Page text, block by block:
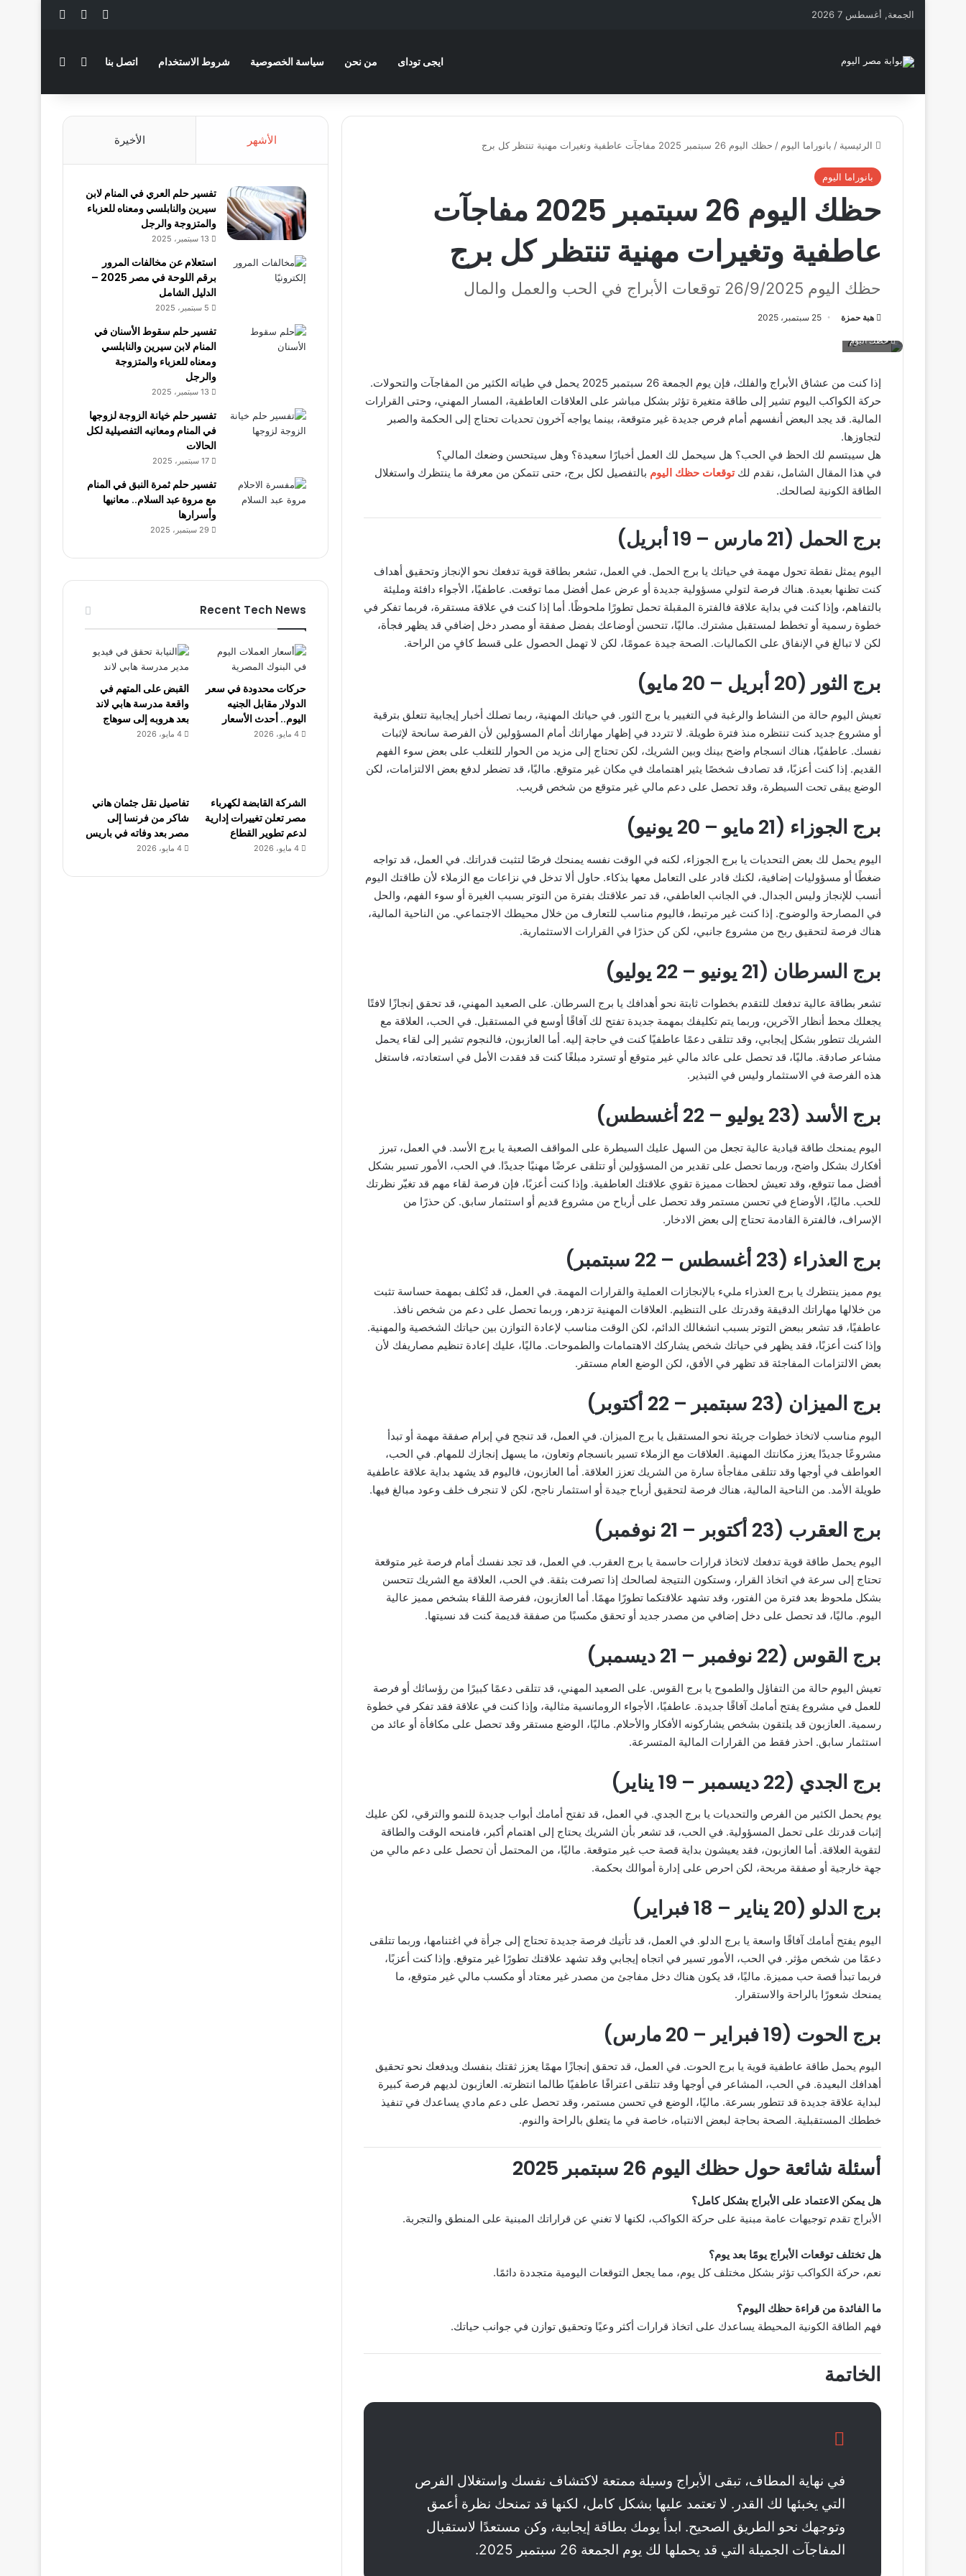
الجمعة, أغسطس 7 2026 فيسبوك
ايجى توداى من نحن سياسة الخصوصية شروط الاستخدام اتصل بنا الوضع المظلم
الرئيسية / بانوراما اليوم / حظك اليوم 26 سبتمبر 2025 مفاجآت عاطفية وتغيرات مهنية تنتظر كل برج
بانوراما اليوم
حظك اليوم 26 سبتمبر 2025 مفاجآت
عاطفية وتغيرات مهنية تنتظر كل برج
حظك اليوم 26/9/2025 توقعات الأبراج في الحب والعمل والمال
هبة حمزة 25 سبتمبر، 2025
حظك اليوم
إذا كنت من عشاق الأبراج والفلك، فإن يوم الجمعة 26 سبتمبر 2025 يحمل في طياته الكثير من المفاجآت والتحولات.
حركة الكواكب اليوم تشير إلى طاقة متغيرة تؤثر بشكل مباشر على العلاقات العاطفية، المسار المهني، وحتى القرارات
المالية. قد يجد البعض أنفسهم أمام فرص جديدة غير متوقعة، بينما يواجه آخرون تحديات تحتاج إلى الحكمة والصبر
لتجاوزها.
هل سيبتسم لك الحظ في الحب؟ هل سيحمل لك العمل أخبارًا سعيدة؟ وهل سيتحسن وضعك المالي؟
في هذا المقال الشامل، نقدم لكتوقعات حظك اليوم بالتفصيل لكل برج، حتى تتمكن من معرفة ما ينتظرك واستغلال
الطاقة الكونية لصالحك.
برج الحمل (21 مارس – 19 أبريل)
اليوم يمثل نقطة تحول مهمة في حياتك يا برج الحمل. في العمل، تشعر بطاقة قوية تدفعك نحو الإنجاز وتحقيق أهداف
كنت تظنها بعيدة. هناك فرصة لتولي مسؤولية جديدة أو عرض عمل أفضل مما توقعت. عاطفيًا، الأجواء دافئة ومليئة
بالتفاهم، وإذا كنت في بداية علاقة فالفترة المقبلة تحمل تطورًا ملحوظًا. أما إذا كنت في علاقة مستقرة، فربما تفكر في
خطوة رسمية أو تخطط لمستقبل مشترك. ماليًا، تتحسن أوضاعك بفضل صفقة أو مصدر دخل إضافي قد يظهر فجأة،
لكن لا تبالغ في الإنفاق على الكماليات. الصحة جيدة عمومًا، لكن لا تهمل الحصول على قسط كافٍ من الراحة.
برج الثور (20 أبريل – 20 مايو)
تعيش اليوم حالة من النشاط والرغبة في التغيير يا برج الثور. في حياتك المهنية، ربما تصلك أخبار إيجابية تتعلق بترقية
أو مشروع جديد كنت تنتظره منذ فترة طويلة. لا تتردد في إظهار مهاراتك أمام المسؤولين لأن الفرصة سانحة لإثبات
نفسك. عاطفيًا، هناك انسجام واضح بينك وبين الشريك، لكن تحتاج إلى مزيد من الحوار للتغلب على بعض سوء الفهم
القديم. إذا كنت أعزبًا، قد تصادف شخصًا يثير اهتمامك في مكان غير متوقع. ماليًا، قد تضطر لدفع بعض الالتزامات، لكن
الوضع يبقى تحت السيطرة، وقد تحصل على دعم مالي غير متوقع من شخص قريب.
برج الجوزاء (21 مايو – 20 يونيو)
اليوم يحمل لك بعض التحديات يا برج الجوزاء، لكنه في الوقت نفسه يمنحك فرصًا لتثبت قدراتك. في العمل، قد تواجه
ضغطًا أو مسؤوليات إضافية، لكنك قادر على التعامل معها بذكاء. حاول ألا تدخل في نزاعات مع الزملاء لأن طاقتك اليوم
أنسب للإنجاز وليس الجدال. في الجانب العاطفي، قد تمر علاقتك بفترة من التوتر بسبب الغيرة أو سوء الفهم، والحل
في المصارحة والوضوح. إذا كنت غير مرتبط، فاليوم مناسب للتعارف من خلال محيطك الاجتماعي. من الناحية المالية،
هناك فرصة لتحقيق ربح من مشروع جانبي، لكن كن حذرًا في القرارات الاستثمارية.
برج السرطان (21 يونيو – 22 يوليو)
تشعر بطاقة عالية تدفعك للتقدم بخطوات ثابتة نحو أهدافك يا برج السرطان. على الصعيد المهني، قد تحقق إنجازًا لافتًا
يجعلك محط أنظار الآخرين، وربما يتم تكليفك بمهمة جديدة تفتح لك آفاقًا أوسع في المستقبل. في الحب، العلاقة مع
الشريك تتطور بشكل إيجابي، وقد تتلقى دعمًا عاطفيًا كنت في حاجة إليه. أما العازبون، فالنجوم تشير إلى لقاء يحمل
مشاعر صادقة. ماليًا، قد تحصل على عائد مالي غير متوقع أو تسترد مبلغًا كنت قد فقدت الأمل في استعادته، فاستغل
هذه الفرصة في الاستثمار وليس في التبذير.
برج الأسد (23 يوليو – 22 أغسطس)
اليوم يمنحك طاقة قيادية عالية تجعل من السهل عليك السيطرة على المواقف الصعبة يا برج الأسد. في العمل، تبرز
أفكارك بشكل واضح، وربما تحصل على تقدير من المسؤولين أو تتلقى عرضًا مهنيًا جديدًا. في الحب، الأمور تسير بشكل
أفضل مما تتوقع، وقد تعيش لحظات مميزة تقوي علاقتك العاطفية. وإذا كنت أعزبًا، فإن فرصة لقاء مهم قد تغيّر نظرتك
للحب. ماليًا، الأوضاع في تحسن مستمر وقد تحصل على أرباح من مشروع قديم أو استثمار سابق. كن حذرًا من
الإسراف، فالفترة القادمة تحتاج إلى بعض الادخار.
برج العذراء (23 أغسطس – 22 سبتمبر)
يوم مميز ينتظرك يا برج العذراء مليء بالإنجازات العملية والقرارات المهمة. في العمل، قد تُكلف بمهمة حساسة تثبت
من خلالها مهاراتك الدقيقة وقدرتك على التنظيم. العلاقات المهنية تزدهر، وربما تحصل على دعم من شخص نافذ.
عاطفيًا، قد تشعر ببعض التوتر بسبب انشغالك الدائم، لكن الوقت مناسب لإعادة التوازن بين حياتك الشخصية والمهنية.
وإذا كنت أعزبًا، فقد يظهر في حياتك شخص يشاركك الاهتمامات والطموحات. ماليًا، عليك إعادة تنظيم مصاريفك لأن
بعض الالتزامات المفاجئة قد تظهر في الأفق، لكن الوضع العام مستقر.
برج الميزان (23 سبتمبر – 22 أكتوبر)
اليوم مناسب لاتخاذ خطوات جريئة نحو المستقبل يا برج الميزان. في العمل، قد تنجح في إبرام صفقة مهمة أو تبدأ
مشروعًا جديدًا يعزز مكانتك المهنية. العلاقات مع الزملاء تسير بانسجام وتعاون، ما يسهل إنجازك للمهام. في الحب،
العواطف في أوجها وقد تتلقى مفاجأة سارة من الشريك تعزز العلاقة. أما العازبون، فاليوم قد يشهد بداية علاقة عاطفية
طويلة الأمد. من الناحية المالية، هناك فرصة لتحقيق أرباح جيدة أو استثمار ناجح، لكن لا تنجرف خلف وعود مبالغ فيها.
برج العقرب (23 أكتوبر – 21 نوفمبر)
اليوم يحمل طاقة قوية تدفعك لاتخاذ قرارات حاسمة يا برج العقرب. في العمل، قد تجد نفسك أمام فرصة غير متوقعة
تحتاج إلى سرعة في اتخاذ القرار، وستكون النتيجة لصالحك إذا تصرفت بثقة. في الحب، العلاقة مع الشريك تتحسن
بشكل ملحوظ بعد فترة من الفتور، وقد تشهد علاقتكما تطورًا مهمًا. أما العازبون، ففرصة اللقاء بشخص مميز عالية
اليوم. ماليًا، قد تحصل على دخل إضافي من مصدر جديد أو تحقق مكسبًا من صفقة قديمة كنت قد نسيتها.
برج القوس (22 نوفمبر – 21 ديسمبر)
تعيش اليوم حالة من التفاؤل والطموح يا برج القوس. على الصعيد المهني، قد تتلقى دعمًا كبيرًا من رؤسائك أو فرصة
للعمل في مشروع يفتح أمامك آفاقًا جديدة. عاطفيًا، الأجواء الرومانسية مثالية، وإذا كنت في علاقة فقد تفكر في خطوة
رسمية. العازبون قد يلتقون بشخص يشاركونه الأفكار والأحلام. ماليًا، الوضع مستقر وقد تحصل على مكافأة أو عائد من
استثمار سابق. احذر فقط من القرارات المالية المتسرعة.
برج الجدي (22 ديسمبر – 19 يناير)
يوم يحمل الكثير من الفرص والتحديات يا برج الجدي. في العمل، قد تفتح أمامك أبواب جديدة للنمو والترقي، لكن عليك
إثبات قدرتك على تحمل المسؤولية. في الحب، قد تشعر بأن الشريك يحتاج إلى اهتمام أكبر، فامنحه الوقت والطاقة
لتقوية العلاقة. أما العازبون، فقد يعيشون بداية قصة حب غير متوقعة. ماليًا، من المحتمل أن تحصل على دعم مالي من
جهة خارجية أو صفقة مربحة، لكن احرص على إدارة أموالك بحكمة.
برج الدلو (20 يناير – 18 فبراير)
اليوم يفتح أمامك آفاقًا واسعة يا برج الدلو. في العمل، قد تأتيك فرصة جديدة تحتاج إلى جرأة في اغتنامها، وربما تتلقى
دعمًا من شخص مؤثر. في الحب، الأمور تسير في اتجاه إيجابي وقد تشهد علاقتك تطورًا غير متوقع. وإذا كنت أعزبًا،
فربما تبدأ قصة حب مميزة. ماليًا، قد يكون هناك دخل مفاجئ من مصدر غير معتاد أو مكسب مالي غير متوقع، ما
يمنحك شعورًا بالراحة والاستقرار.
برج الحوت (19 فبراير – 20 مارس)
اليوم يحمل طاقة عاطفية قوية يا برج الحوت. في العمل، قد تحقق إنجازًا مهمًا يعزز ثقتك بنفسك ويدفعك نحو تحقيق
أهدافك البعيدة. في الحب، المشاعر في أوجها وقد تتلقى اعترافًا عاطفيًا طالما انتظرته. العازبون لديهم فرصة كبيرة
لبداية علاقة جديدة قد تتطور بسرعة. ماليًا، الوضع في تحسن مستمر، وقد تحصل على دعم مادي يساعدك في تنفيذ
خططك المستقبلية. الصحة بحاجة لبعض الانتباه، خاصة في ما يتعلق بالراحة والنوم.
أسئلة شائعة حول حظك اليوم 26 سبتمبر 2025
هل يمكن الاعتماد على الأبراج بشكل كامل؟
الأبراج تقدم توجيهات عامة مبنية على حركة الكواكب، لكنها لا تغني عن قراراتك المبنية على المنطق والتجربة.
هل تختلف توقعات الأبراج يومًا بعد يوم؟
نعم، حركة الكواكب تؤثر بشكل مختلف كل يوم، مما يجعل التوقعات اليومية متجددة دائمًا.
ما الفائدة من قراءة حظك اليوم؟
فهم الطاقة الكونية المحيطة يساعدك على اتخاذ قرارات أكثر وعيًا وتحقيق توازن في جوانب حياتك.
الخاتمة
في نهاية المطاف، تبقى الأبراج وسيلة ممتعة لاكتشاف نفسك واستغلال الفرص
التي يخبئها لك القدر. لا تعتمد عليها بشكل كامل، لكنها قد تمنحك نظرة أعمق
وتوجهك نحو الطريق الصحيح. ابدأ يومك بطاقة إيجابية، وكن مستعدًا لاستقبال
المفاجآت الجميلة التي قد يحملها لك يوم الجمعة 26 سبتمبر 2025.
الأشهر الأخيرة
تفسير حلم العري في المنام لابن
سيرين والنابلسي ومعناه للعزباء
والمتزوجة والرجل
13 سبتمبر، 2025
استعلام عن مخالفات المرور
برقم اللوحة في مصر 2025 –
الدليل الشامل
5 سبتمبر، 2025
تفسير حلم سقوط الأسنان في
المنام لابن سيرين والنابلسي
ومعناه للعزباء والمتزوجة
والرجل
13 سبتمبر، 2025
تفسير حلم خيانة الزوجة لزوجها
في المنام ومعانيه التفصيلية لكل
الحالات
17 سبتمبر، 2025
تفسير حلم ثمرة النبق في المنام
مع مروة عبد السلام.. معانيها
وأسرارها
29 سبتمبر، 2025
Recent Tech News
حركات محدودة في سعر
الدولار مقابل الجنيه
اليوم.. أحدث الأسعار
4 مايو، 2026
القبض على المتهم في
واقعة مدرسة هابي لاند
بعد هروبه إلى سوهاج
4 مايو، 2026
الشركة القابضة لكهرباء
مصر تعلن تغييرات إدارية
لدعم تطوير القطاع
4 مايو، 2026
تفاصيل نقل جثمان هاني
شاكر من فرنسا إلى
مصر بعد وفاته في باريس
4 مايو، 2026